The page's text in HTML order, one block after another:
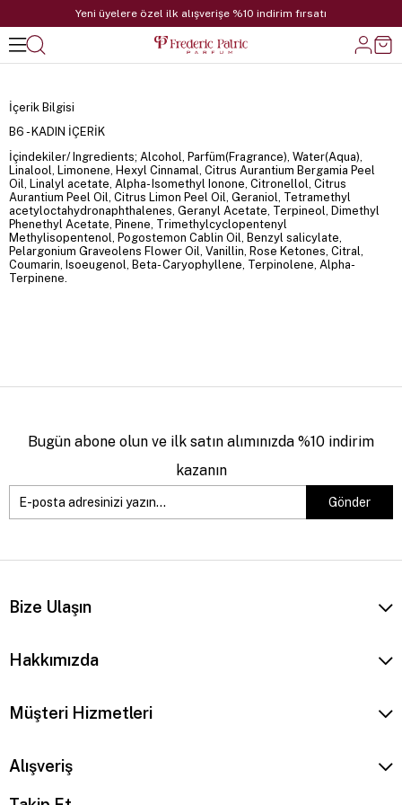
Yeni üyelere özel ilk alışverişe %10 indirim fırsatı
İçerik Bilgisi
B6 - KADIN İÇERİK
İçindekiler/ Ingredients; Alcohol, Parfüm(Fragrance), Water(Aqua),
Linalool, Limonene, Hexyl Cinnamal, Citrus Aurantium Bergamia Peel
Oil, Linalyl acetate, Alpha- Isomethyl Ionone, Citronellol, Citrus
Aurantium Peel Oil, Citrus Limon Peel Oil, Geraniol, Tetramethyl
acetyloctahydronaphthalenes, Geranyl Acetate, Terpineol, Dimethyl
Phenethyl Acetate, Pinene, Trimethylcyclopentenyl
Methylisopentenol, Pogostemon Cablin Oil, Benzyl salicylate,
Pelargonium Graveolens Flower Oil, Vanillin, Rose Ketones, Citral,
Coumarin, Isoeugenol, Beta- Caryophyllene, Terpinolene, Alpha-
Terpinene.
Bugün abone olun ve ilk satın alımınızda %10 indirim
kazanın
Gönder
Bize Ulaşın
Hakkımızda
Müşteri Hizmetleri
Alışveriş